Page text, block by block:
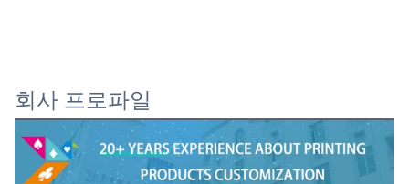
회사 프로파일